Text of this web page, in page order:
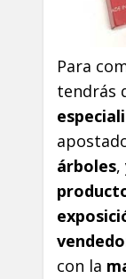
Para
tendrás
árboles,
con la